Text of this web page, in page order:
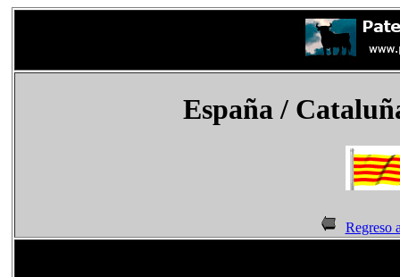
España/
Regreso